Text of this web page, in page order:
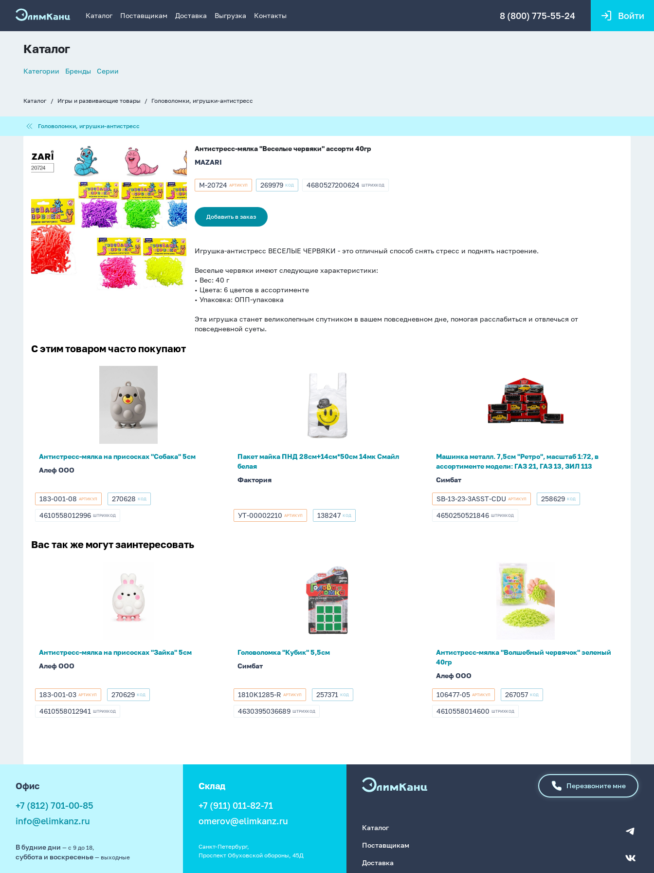
Каталог Поставщикам Доставка Выгрузка Контакты 8 (800) 775-55-24 Войти
Каталог
Список
Категории Бренды Серии
крошки
Каталог Игры и развивающие товары Головоломки, игрушки-антистресс
игрушки-
антистресс
Головоломки, игрушки-антистресс
Антистресс-
мялка
"Веселые
червяки"
Антистресс-мялка "Веселые червяки" ассорти 40гр
MAZARI
Артикул
20724
M-20724 АРТИКУЛ
Артикул
269979 КОД
ШТРИХКОД
4680527200624 ШТРИХКОД
Добавить в заказ
Игрушка-антистресс ВЕСЕЛЫЕ ЧЕРВЯКИ - это отличный способ снять стресс и поднять настроение.
Веселые червяки имеют следующие характеристики:
• Вес: 40 г
• Цвета: 6 цветов в ассортименте
• Упаковка: ОПП-упаковка
Эта игрушка станет великолепным спутником в вашем повседневном дне, помогая расслабиться и отвлечься от
повседневной суеты.
С этим товаром часто покупают
Антистресс-мялка на присосках "Собака" 5см
Алеф ООО
183-
001-
183-001-08 АРТИКУЛ 270628
270628 КОД
4610558012996
4610558012996 ШТРИХКОД
28см+14см*50см
Пакет майка ПНД 28см+14см*50см 14мк Смайл
белая
Фактория
УТ-00002210
УТ-00002210 АРТИКУЛ 138247
138247 КОД
модели:
ГАЗ
21,
ГАЗ
13,
ЗИЛ
Машинка металл. 7,5см "Ретро", масштаб 1:72, в
ассортименте модели: ГАЗ 21, ГАЗ 13, ЗИЛ 113
Симбат
SB-
13-
SB-13-23-3ASST-CDU АРТИКУЛ 258629
258629 КОД
4650250521846
4650250521846 ШТРИХКОД
Вас так же могут заинтересовать
Антистресс-мялка на присосках "Зайка" 5см
Алеф ООО
183-
001-
183-001-03 АРТИКУЛ 270629
270629 КОД
4610558012941
4610558012941 ШТРИХКОД
Головоломка "Кубик" 5,5см
Симбат
1810K1285-
R
1810K1285-R АРТИКУЛ 257371
257371 КОД
4630395036689
4630395036689 ШТРИХКОД
Антистресс-мялка "Волшебный червячок" зеленый
40гр
Алеф ООО
106477-
05
106477-05 АРТИКУЛ 267057
267057 КОД
4610558014600
4610558014600 ШТРИХКОД
Офис
+7 (812) 701-00-85
info@elimkanz.ru
В будние дни — с 9 до 18,
суббота и воскресенье — выходные
Склад
+7 (911) 011-82-71
omerov@elimkanz.ru
Санкт-Петербург,
Проспект Обуховской обороны, 45Д
Перезвоните мне
Каталог
Поставщикам
Доставка